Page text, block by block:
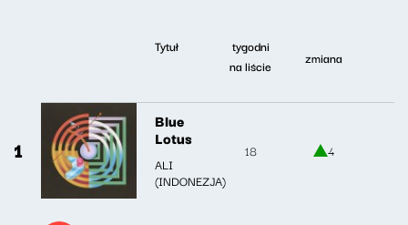
Tytuł
tygodni
na liście
zmiana
1
Blue
Lotus
ALI
(INDONEZJA)
18 4